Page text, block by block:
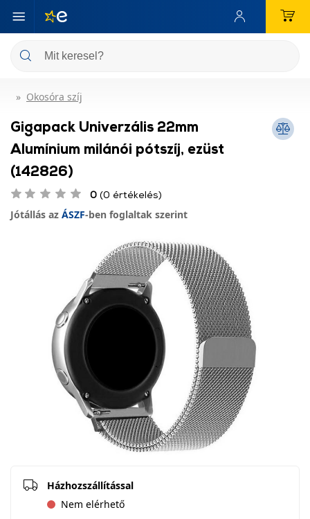
Okosóra szíj
Gigapack Univerzális 22mm
Alumínium milánói pótszíj, ezüst
(142826)
0 (0 értékelés)
Jótállás az ÁSZF-ben foglaltak szerint
Házhozszállítással
Nem elérhető